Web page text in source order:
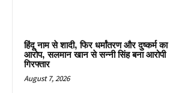
हिंदू नाम से शादी, फिर धर्मांतरण और दुष्कर्म का
आरोप, सलमान खान से सन्नी सिंह बना आरोपी
गिरफ्तार
August 7, 2026